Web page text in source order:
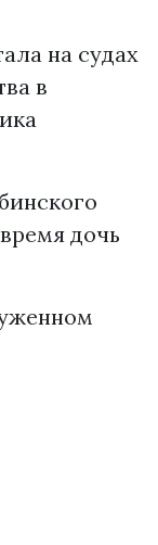
на судах
в
дочь